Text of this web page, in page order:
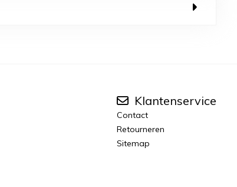
Klantenservice
Contact
Retourneren
Sitemap